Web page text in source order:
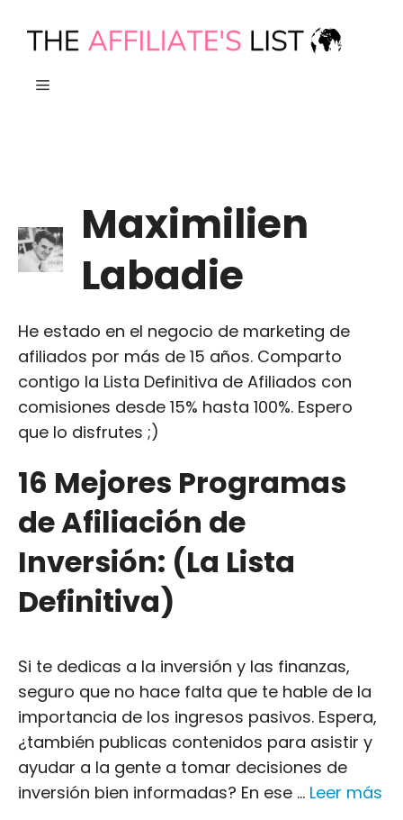
MENÚ
Maximilien
Labadie
He estado en el negocio de marketing de
afiliados por más de 15 años. Comparto
contigo la Lista Definitiva de Afiliados con
comisiones desde 15% hasta 100%. Espero
que lo disfrutes ;)
16 Mejores Programas
de Afiliación de
Inversión: (La Lista
Definitiva)
Si te dedicas a la inversión y las finanzas,
seguro que no hace falta que te hable de la
importancia de los ingresos pasivos. Espera,
¿también publicas contenidos para asistir y
ayudar a la gente a tomar decisiones de
inversión bien informadas? En ese ... Leer más